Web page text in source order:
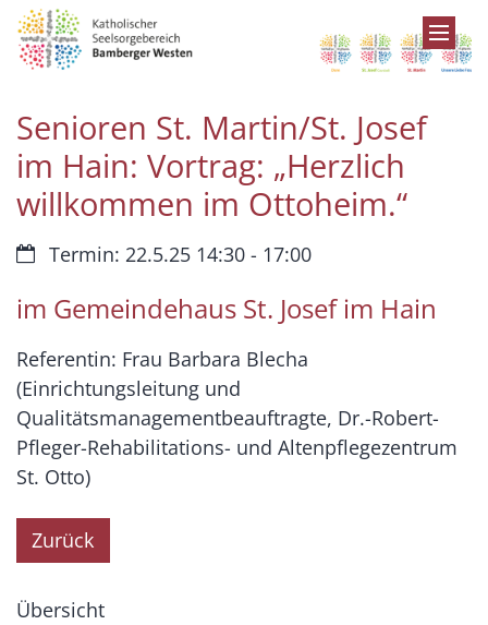
Zum Inhalt springen
Senioren St. Martin/St. Josef
im Hain: Vortrag: „Herzlich
willkommen im Ottoheim.“
Datum:Termin: 22.5.25 14:30 - 17:00
im Gemeindehaus St. Josef im Hain
Referentin: Frau Barbara Blecha
(Einrichtungsleitung und
Qualitätsmanagementbeauftragte, Dr.-Robert-
Pfleger-Rehabilitations- und Altenpflegezentrum
St. Otto)
Zurück
Übersicht